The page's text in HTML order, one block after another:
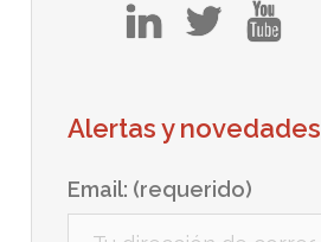
tw
Alertas y novedades
Email: (requerido)